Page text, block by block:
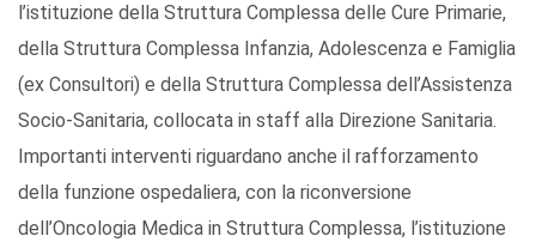
l’istituzione della Struttura Complessa delle Cure Primarie,
della Struttura Complessa Infanzia, Adolescenza e Famiglia
(ex Consultori) e della Struttura Complessa dell’Assistenza
Socio-Sanitaria, collocata in staff alla Direzione Sanitaria.
Importanti interventi riguardano anche il rafforzamento
della funzione ospedaliera, con la riconversione
dell’Oncologia Medica in Struttura Complessa, l’istituzione